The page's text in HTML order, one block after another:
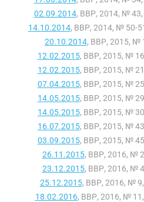
02.09.2014, ВВР, 2014, № 43,
14.10.2014, ВВР, 2014, № 50-
20.10.2014, ВВР, 2015, №
12.02.2015, ВВР, 2015, №
12.02.2015, ВВР, 2015, №
07.04.2015, ВВР, 2015, №
14.05.2015, ВВР, 2015, №
14.05.2015, ВВР, 2015, №
16.07.2015, ВВР, 2015, №
03.09.2015, ВВР, 2015, №
26.11.2015, ВВР, 2016, №
23.12.2015, ВВР, 2016, №
25.12.2015, ВВР, 2016, № 9,
18.02.2016, ВВР, 2016, №